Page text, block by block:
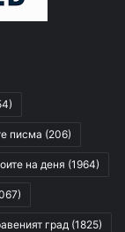
писма (206)
на деня (1964)
град (1825)